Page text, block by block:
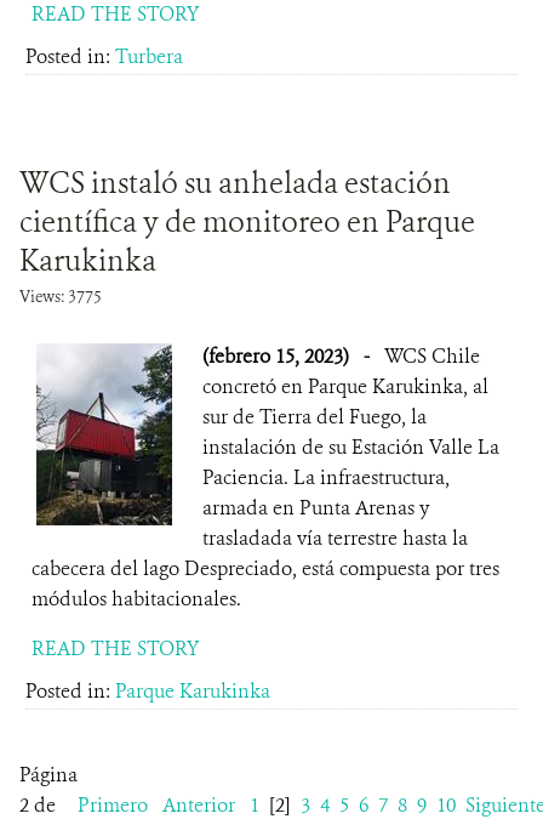
READ THE STORY
Posted in: Turbera
WCS instaló su anhelada estación
científica y de monitoreo en Parque
Karukinka
Views: 3775
(febrero 15, 2023) - WCS Chile
concretó en Parque Karukinka, al
sur de Tierra del Fuego, la
instalación de su Estación Valle La
Paciencia. La infraestructura,
armada en Punta Arenas y
trasladada vía terrestre hasta la
cabecera del lago Despreciado, está compuesta por tres
módulos habitacionales.
READ THE STORY
Posted in: Parque Karukinka
Página
2 de
Primero Anterior 1 [2] 3 4 5 6 7 8 9 10